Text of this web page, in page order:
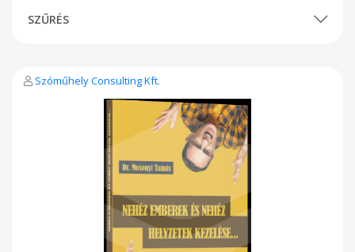
SZŰRÉS
Szóműhely Consulting Kft.